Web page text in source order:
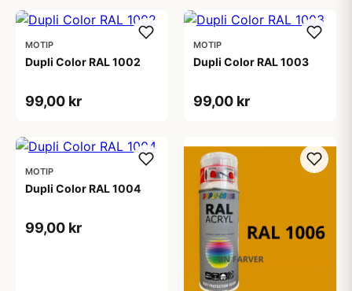
MOTIP
Dupli Color RAL 1002
99,00 kr
MOTIP
Dupli Color RAL 1003
99,00 kr
MOTIP
Dupli Color RAL 1004
99,00 kr